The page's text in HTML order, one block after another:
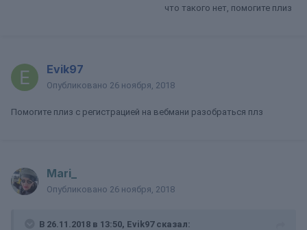
что такого нет, помогите плиз
Evik97
Опубликовано 26 ноября, 2018
Помогите плиз с регистрацией на вебмани разобраться плз
Mari_
Опубликовано 26 ноября, 2018
В 26.11.2018 в 13:50, Evik97 сказал: